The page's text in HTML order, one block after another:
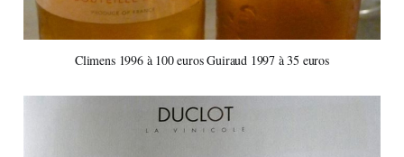
Climens 1996 à 100 euros Guiraud 1997 à 35 euros